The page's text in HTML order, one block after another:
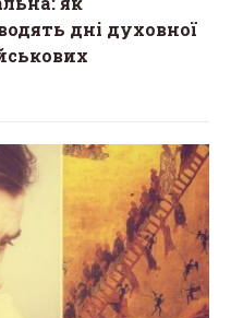
дні духовної